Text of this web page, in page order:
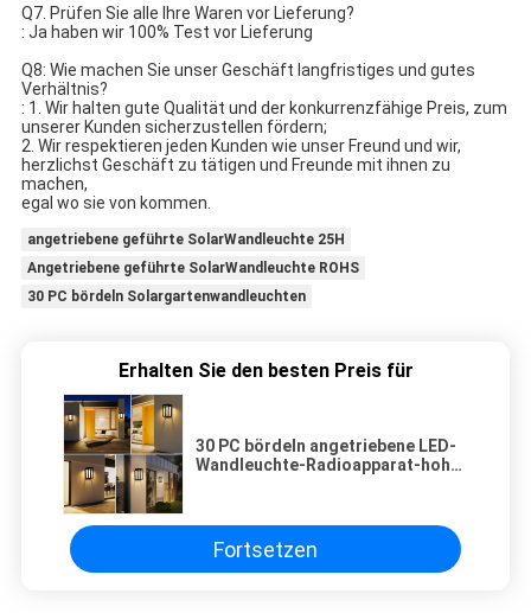
Q7. Prüfen Sie alle Ihre Waren vor Lieferung?
: Ja haben wir 100% Test vor Lieferung
Q8: Wie machen Sie unser Geschäft langfristiges und gutes
Verhältnis?
: 1. Wir halten gute Qualität und der konkurrenzfähige Preis, zum
unserer Kunden sicherzustellen fördern;
2. Wir respektieren jeden Kunden wie unser Freund und wir,
herzlichst Geschäft zu tätigen und Freunde mit ihnen zu
machen,
egal wo sie von kommen.
angetriebene geführte SolarWandleuchte 25H
Angetriebene geführte SolarWandleuchte ROHS
30 PC bördeln Solargartenwandleuchten
Erhalten Sie den besten Preis für
30 PC bördeln angetriebene LED-
Wandleuchte-Radioapparat-hohe
Fortsetzen